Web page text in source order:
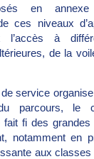
en
ces niveaux
l’accès à
de la
service
du parcours, le
fait fi des
notamment en
aux